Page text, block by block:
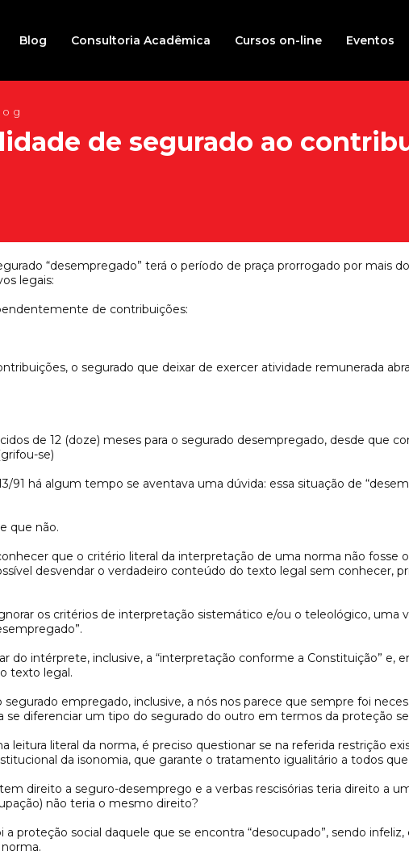
Blog Consultoria Acadêmica Cursos on-line Eventos
de segurado ao
“desempregado” terá o período de praça prorrogado por mais
legais:
de contribuições:
o segurado que deixar de exercer atividade remunerada
de 12 (doze) meses para o segurado desempregado, desde que
se)
91 há algum tempo se aventava uma dúvida: essa situação de
que não.
que o critério literal da interpretação de uma norma não fosse
desvendar o verdadeiro conteúdo do texto legal sem conhecer,
os critérios de interpretação sistemático e/ou o teleológico, uma
do intérprete, inclusive, a “interpretação conforme a Constituição” e,
texto legal.
empregado, inclusive, a nós nos parece que sempre foi
se diferenciar um tipo do segurado do outro em termos da proteção
leitura literal da norma, é preciso questionar se na referida restrição
da isonomia, que garante o tratamento igualitário a todos
direito a seguro-desemprego e a verbas rescisórias teria direito a
não teria o mesmo direito?
proteção social daquele que se encontra “desocupado”, sendo